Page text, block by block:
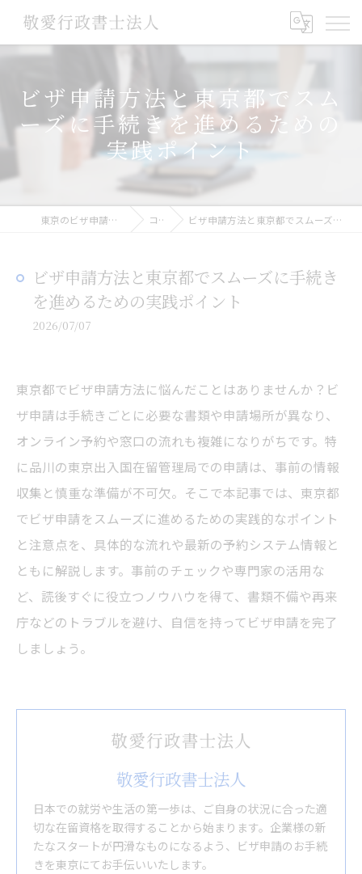
ビザ申請方法と東京都でスム
ーズに手続きを進めるための
実践ポイント
東京のビザ申請なら敬愛行政書士法人 コラム ビザ申請方法と東京都でスムーズに手続きを進めるための実践ポイント
ビザ申請方法と東京都でスムーズに手続き
を進めるための実践ポイント
2026/07/07
東京都でビザ申請方法に悩んだことはありませんか？ビ
ザ申請は手続きごとに必要な書類や申請場所が異なり、
オンライン予約や窓口の流れも複雑になりがちです。特
に品川の東京出入国在留管理局での申請は、事前の情報
収集と慎重な準備が不可欠。そこで本記事では、東京都
でビザ申請をスムーズに進めるための実践的なポイント
と注意点を、具体的な流れや最新の予約システム情報と
ともに解説します。事前のチェックや専門家の活用な
ど、読後すぐに役立つノウハウを得て、書類不備や再来
庁などのトラブルを避け、自信を持ってビザ申請を完了
しましょう。
敬愛行政書士法人
日本での就労や生活の第一歩は、ご自身の状況に合った適
切な在留資格を取得することから始まります。企業様の新
たなスタートが円滑なものになるよう、ビザ申請のお手続
きを東京にてお手伝いいたします。